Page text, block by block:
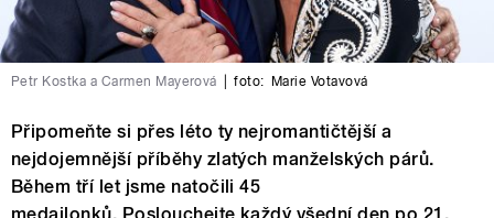
Petr Kostka a Carmen Mayerová foto: Marie Votavová
Připomeňte si přes léto ty nejromantičtější a
nejdojemnější příběhy zlatých manželských párů.
Během tří let jsme natočili 45